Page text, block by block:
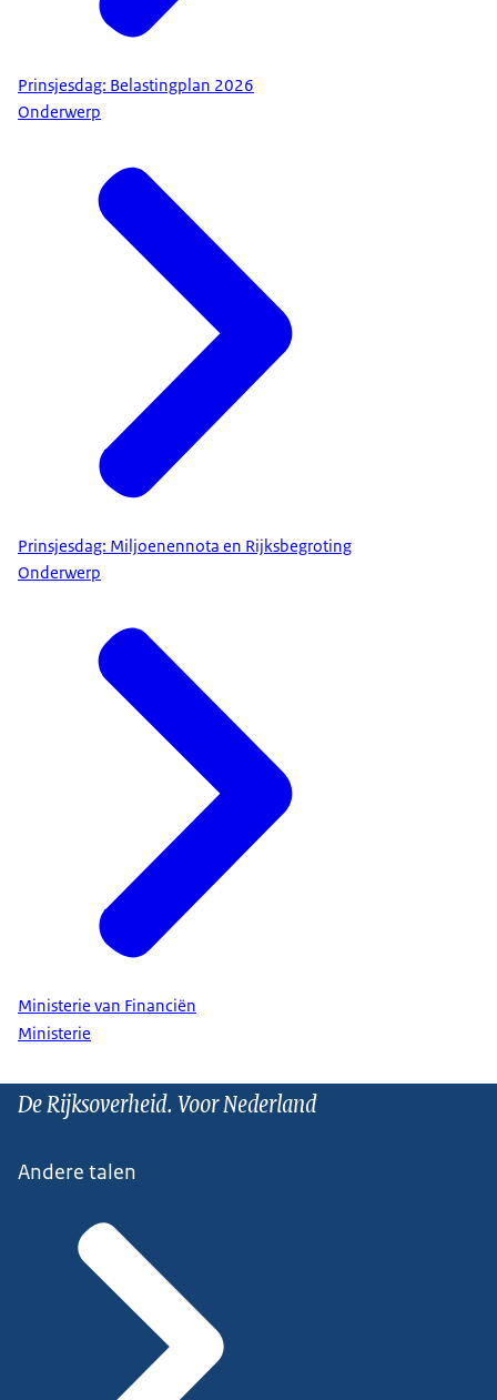
Prinsjesdag: Belastingplan 2026
Onderwerp
Prinsjesdag: Miljoenennota en Rijksbegroting
Onderwerp
Ministerie van Financiën
Ministerie
De Rijksoverheid. Voor Nederland
Andere talen